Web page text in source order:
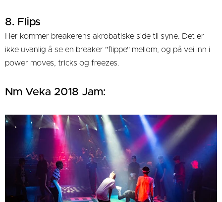
8. Flips
Her kommer breakerens akrobatiske side til syne. Det er
ikke uvanlig å se en breaker "flippe" mellom, og på vei inn i
power moves, tricks og freezes.
Nm Veka 2018 Jam: